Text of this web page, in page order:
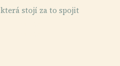
stojí za to spojit